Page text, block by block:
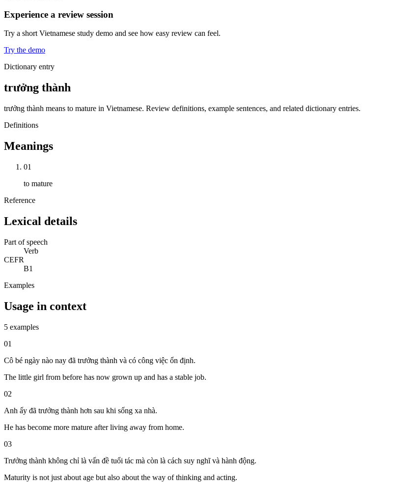
Experience a review session
Try a short Vietnamese study demo and see how easy review can feel.
Try the demo
Dictionary entry
trưởng thành
trưởng thành means to mature in Vietnamese. Review definitions, example sentences, and related dictionary entries.
Definitions
Meanings
01
to mature
Reference
Lexical details
Part of speech
Verb
CEFR
B1
Examples
Usage in context
5 examples
01
Cô bé ngày nào nay đã trưởng thành và có công việc ổn định.
The little girl from before has now grown up and has a stable job.
02
Anh ấy đã trưởng thành hơn sau khi sống xa nhà.
He has become more mature after living away from home.
03
Trưởng thành không chỉ là vấn đề tuổi tác mà còn là cách suy nghĩ và hành động.
Maturity is not just about age but also about the way of thinking and acting.